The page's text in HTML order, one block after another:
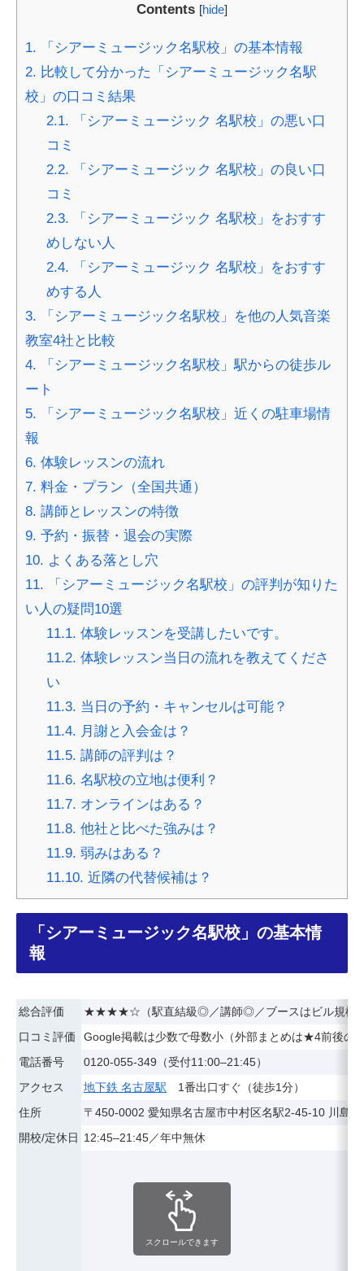
Contents [hide]
1. 「シアーミュージック名駅校」の基本情報
2. 比較して分かった「シアーミュージック名駅
校」の口コミ結果
2.1. 「シアーミュージック 名駅校」の悪い口
コミ
2.2. 「シアーミュージック 名駅校」の良い口
コミ
2.3. 「シアーミュージック 名駅校」をおすす
めしない人
2.4. 「シアーミュージック 名駅校」をおすす
めする人
3. 「シアーミュージック名駅校」を他の人気音楽
教室4社と比較
4. 「シアーミュージック名駅校」駅からの徒歩ル
ート
5. 「シアーミュージック名駅校」近くの駐車場情
報
6. 体験レッスンの流れ
7. 料金・プラン（全国共通）
8. 講師とレッスンの特徴
9. 予約・振替・退会の実際
10. よくある落とし穴
11. 「シアーミュージック名駅校」の評判が知りた
い人の疑問10選
11.1. 体験レッスンを受講したいです。
11.2. 体験レッスン当日の流れを教えてくださ
い
11.3. 当日の予約・キャンセルは可能？
11.4. 月謝と入会金は？
11.5. 講師の評判は？
11.6. 名駅校の立地は便利？
11.7. オンラインはある？
11.8. 他社と比べた強みは？
11.9. 弱みはある？
11.10. 近隣の代替候補は？
「シアーミュージック名駅校」の基本情
報
総合評価
★★★★☆（駅直結級◎／講師◎／ブースはビル規模
口コミ評価
Google掲載は少数で母数小（外部まとめは★4前後の
電話番号
0120-055-349（受付11:00–21:45）
アクセス
地下鉄 名古屋駅 1番出口すぐ（徒歩1分）
住所
〒450-0002 愛知県名古屋市中村区名駅2-45-10 川島
開校/定休日 12:45–21:45／年中無休
スクロールできます